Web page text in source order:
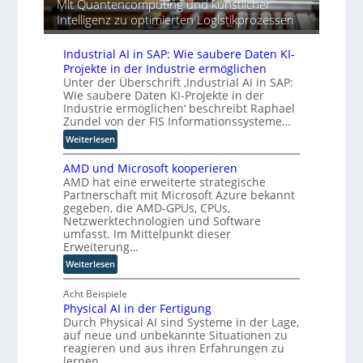
m
w
a
y
s
b
e
i
n
e
i
e
B
r
e
m
s
e
o
p
ä
s
c
h
e
n
R
o
t
e
r
-
H
e
r
s
t
e
l
l
e
i
e
u
n
t
e
i
b
t
u
n
d
e
l
c
h
e
R
o
l
l
e
e
i
n
Mit Quantencomputing und künstlicher
Intelligenz zu optimierten Logistikprozessen
Industrial AI in SAP: Wie saubere Daten KI-
Projekte in der Industrie ermöglichen
Unter der Überschrift ‚Industrial AI in SAP:
Wie saubere Daten KI-Projekte in der
Industrie ermöglichen‘ beschreibt Raphael
Zundel von der FIS Informationssysteme…
Weiterlesen:
I
n
d
u
s
t
r
i
a
A
I
i
n
AMD und Microsoft kooperieren
AMD hat eine erweiterte strategische
Partnerschaft mit Microsoft Azure bekannt
gegeben, die AMD-GPUs, CPUs,
Netzwerktechnologien und Software
umfasst. Im Mittelpunkt dieser
Erweiterung…
Weiterlesen:
A
M
D
u
n
d
Acht Beispiele
Physical AI in der Fertigung
Durch Physical AI sind Systeme in der Lage,
auf neue und unbekannte Situationen zu
reagieren und aus ihren Erfahrungen zu